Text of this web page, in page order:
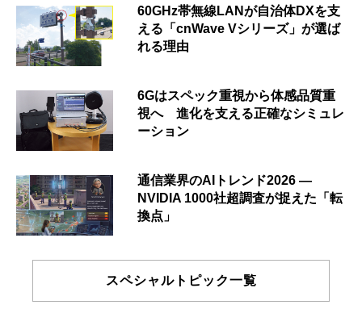
60GHz帯無線LANが自治体DXを支
える「cnWave Vシリーズ」が選ば
れる理由
6Gはスペック重視から体感品質重
視へ 進化を支える正確なシミュレ
ーション
通信業界のAIトレンド2026 ―
NVIDIA 1000社超調査が捉えた「転
換点」
スペシャルトピック一覧